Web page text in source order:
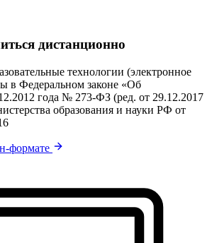
дистанционно
технологии (электронное
в Федеральном законе «Об
года № 273-ФЗ (ред. от 29.12.2017
образования и науки РФ от
формате